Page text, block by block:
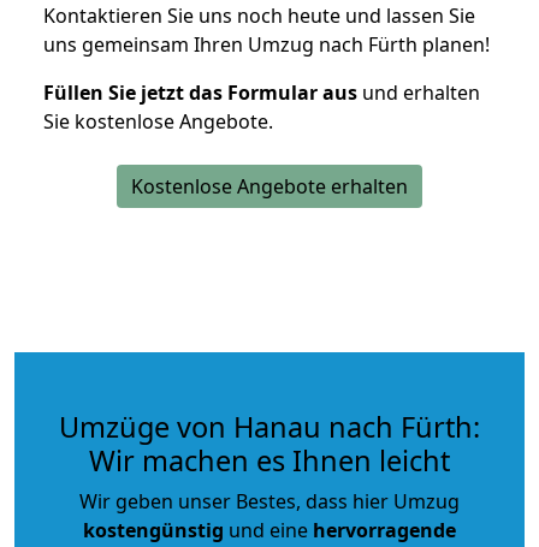
Kontaktieren Sie uns noch heute und lassen Sie
uns gemeinsam Ihren Umzug nach Fürth planen!
Füllen Sie jetzt das Formular aus und erhalten
Sie kostenlose Angebote.
Kostenlose Angebote erhalten
Umzüge von Hanau nach Fürth:
Wir machen es Ihnen leicht
Wir geben unser Bestes, dass hier Umzug
kostengünstig und eine hervorragende